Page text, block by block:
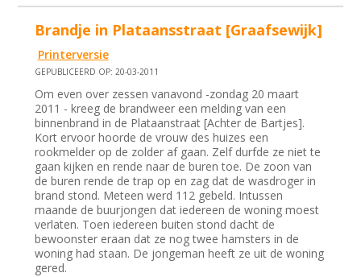
Brandje in Plataansstraat [Graafsewijk]
Printerversie
GEPUBLICEERD OP: 20-03-2011
Om even over zessen vanavond -zondag 20 maart
2011 - kreeg de brandweer een melding van een
binnenbrand in de Plataanstraat [Achter de Bartjes].
Kort ervoor hoorde de vrouw des huizes een
rookmelder op de zolder af gaan. Zelf durfde ze niet te
gaan kijken en rende naar de buren toe. De zoon van
de buren rende de trap op en zag dat de wasdroger in
brand stond. Meteen werd 112 gebeld. Intussen
maande de buurjongen dat iedereen de woning moest
verlaten. Toen iedereen buiten stond dacht de
bewoonster eraan dat ze nog twee hamsters in de
woning had staan. De jongeman heeft ze uit de woning
gered.